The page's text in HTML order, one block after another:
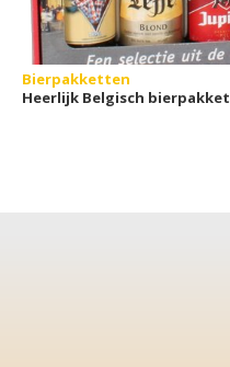
Bierpakketten
Heerlijk Belgisch bierpakket